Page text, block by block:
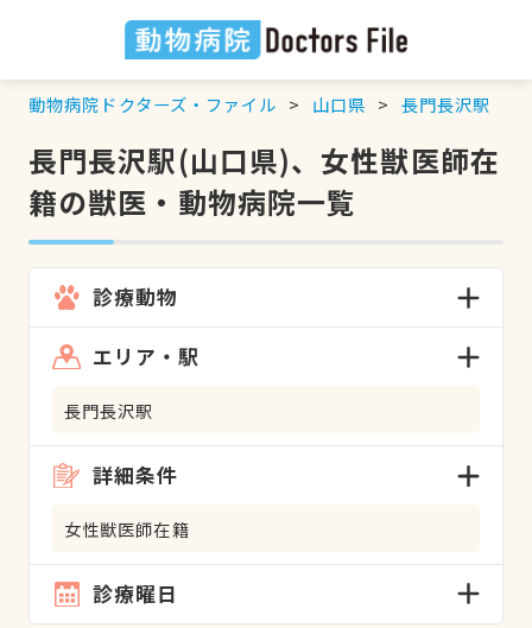
動物病院ドクターズ・ファイル 山口県 長門長沢駅
長門長沢駅(山口県)、女性獣医師在
籍の獣医・動物病院一覧
診療動物
エリア・駅
長門長沢駅
詳細条件
女性獣医師在籍
診療曜日